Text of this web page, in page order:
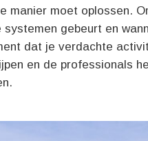
manier moet oplossen.
systemen gebeurt en
dat je verdachte
en de professionals